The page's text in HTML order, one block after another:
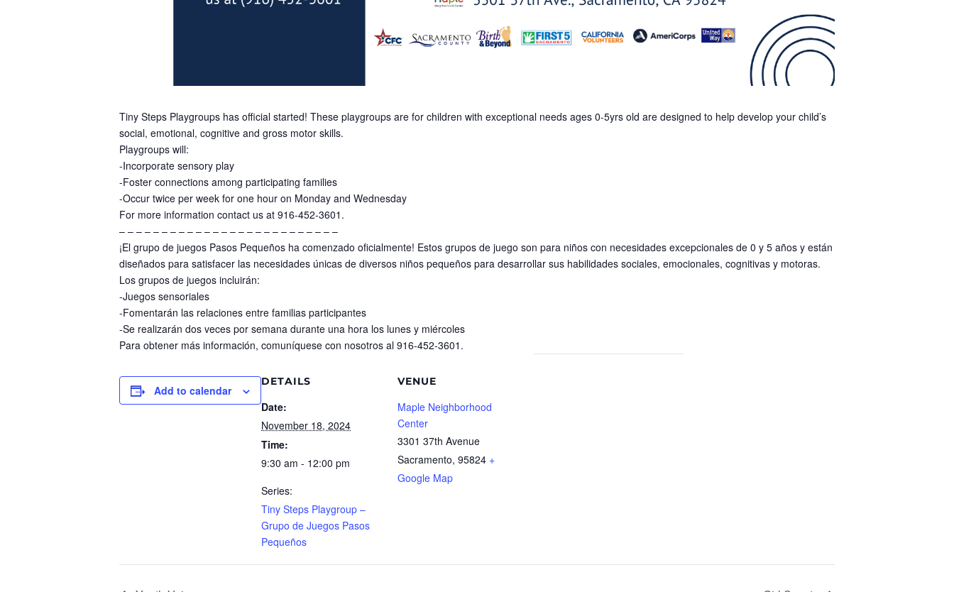
Tiny Steps Playgroups has official started! These playgroups are for children with exceptional needs ages 0-5yrs old are designed to help develop your child’s
social, emotional, cognitive and gross motor skills.
Playgroups will:
-Incorporate sensory play
-Foster connections among participating families
-Occur twice per week for one hour on Monday and Wednesday
For more information contact us at 916-452-3601.
– – – – – – – – – – – – – – – – – – – – – – – – – –
¡El grupo de juegos Pasos Pequeños ha comenzado oficialmente! Estos grupos de juego son para niños con necesidades excepcionales de 0 y 5 años y están
diseñados para satisfacer las necesidades únicas de diversos niños pequeños para desarrollar sus habilidades sociales, emocionales, cognitivas y motoras.
Los grupos de juegos incluirán:
-Juegos sensoriales
-Fomentarán las relaciones entre familias participantes
-Se realizarán dos veces por semana durante una hora los lunes y miércoles
Para obtener más información, comuníquese con nosotros al 916-452-3601.
Add to calendar
DETAILS
Date:
November 18, 2024
Time:
9:30 am - 12:00 pm
Series:
Tiny Steps Playgroup –
Grupo de Juegos Pasos
Pequeños
VENUE
Maple Neighborhood
Center
3301 37th Avenue
Sacramento, 95824 +
Google Map